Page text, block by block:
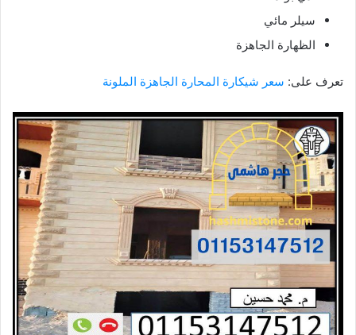
سيلر مائي
الظهارة الجاهزة
تعرف على: سعر شيكارة المحارة الجاهزة الملونة